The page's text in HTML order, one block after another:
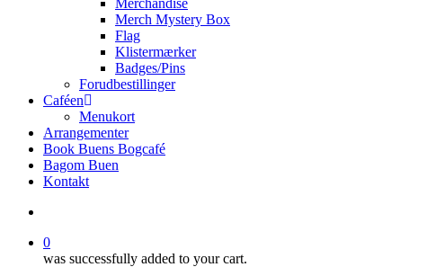
Merch Mystery Box
Flag
Klistermærker
Badges/Pins
Forudbestillinger
Caféen
Menukort
Arrangementer
Book Buens Bogcafé
Bagom Buen
Kontakt
0
was successfully added to your cart.